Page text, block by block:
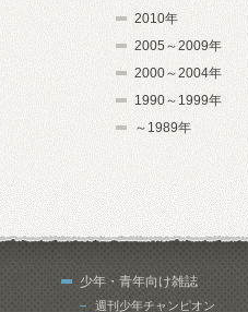
2010年
2005～2009年
2000～2004年
1990～1999年
～1989年
少年・青年向け雑誌
週刊少年チャンピオン